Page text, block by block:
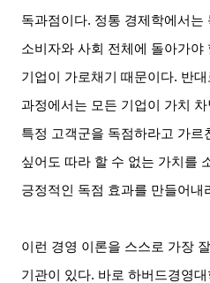
독과점이다. 정통 경제학에서는
소비자와 사회 전체에 돌아가야
기업이 가로채기 때문이다. 반
과정에서는 모든 기업이 가치
특정 고객군을 독점하라고 가르
싶어도 따라 할 수 없는 가치를
긍정적인 독점 효과를 만들어내
이런 경영 이론을 스스로 가장
기관이 있다. 바로 하버드경영대